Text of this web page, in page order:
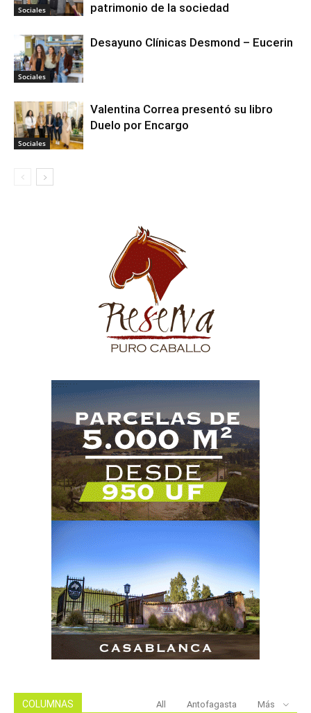
Sociales
patrimonio de la sociedad
Sociales
Desayuno Clínicas Desmond – Eucerin
Sociales
Valentina Correa presentó su libro
Duelo por Encargo
COLUMNAS All Antofagasta Más